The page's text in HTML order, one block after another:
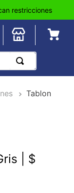
restricciones
Tablon
| $